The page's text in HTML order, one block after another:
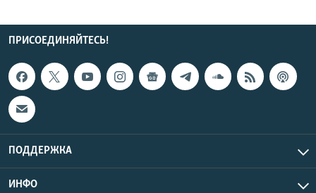
ПРИСОЕДИНЯЙТЕСЬ!
ПОДДЕРЖКА
ИНФО